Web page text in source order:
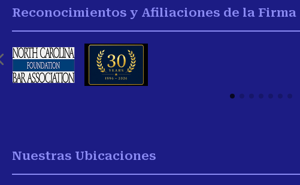
Reconocimientos y Afiliaciones de la Firma
Nuestras Ubicaciones